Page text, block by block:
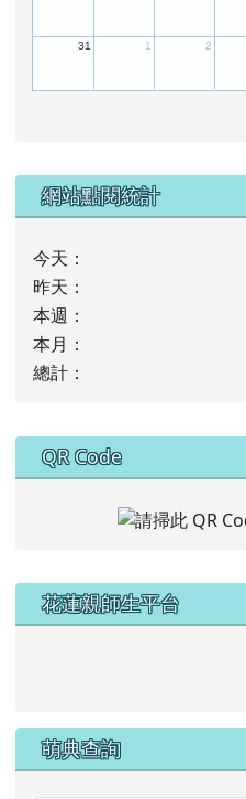
31 1 2
下中左區域內容
網站點閱統計
今天：
昨天：
本週：
本月：
總計：
下中右區域內容
QR Code
左邊區域內容
花蓮親師生平台
萌典查詢